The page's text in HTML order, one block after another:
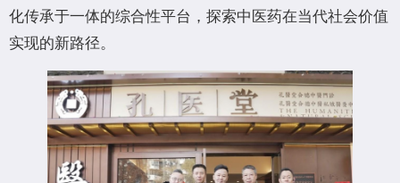
化传承于一体的综合性平台，探索中医药在当代社会价值
实现的新路径。